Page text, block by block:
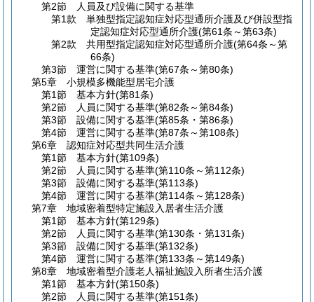
第2節
人員及び設備に関する基準
第1款
単独型指定認知症対応型通所介護及び併設型指
定認知症対応型通所介護(第61条～第63条)
第2款
共用型指定認知症対応型通所介護(第64条～第
66条)
第3節
運営に関する基準(第67条～第80条)
第5章
小規模多機能型居宅介護
第1節
基本方針(第81条)
第2節
人員に関する基準(第82条～第84条)
第3節
設備に関する基準(第85条・第86条)
第4節
運営に関する基準(第87条～第108条)
第6章
認知症対応型共同生活介護
第1節
基本方針(第109条)
第2節
人員に関する基準(第110条～第112条)
第3節
設備に関する基準(第113条)
第4節
運営に関する基準(第114条～第128条)
第7章
地域密着型特定施設入居者生活介護
第1節
基本方針(第129条)
第2節
人員に関する基準(第130条・第131条)
第3節
設備に関する基準(第132条)
第4節
運営に関する基準(第133条～第149条)
第8章
地域密着型介護老人福祉施設入所者生活介護
第1節
基本方針(第150条)
第2節
人員に関する基準(第151条)